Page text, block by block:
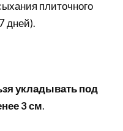
плиточного
дней).
укладывать под
3 см.